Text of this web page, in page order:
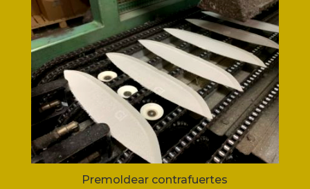
Premoldear contrafuertes